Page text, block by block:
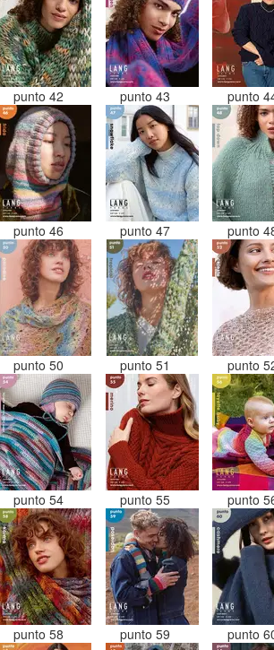
punto 42 punto 43 punto
punto 46 punto 47 punto
punto 50 punto 51 punto
punto 54 punto 55 punto
punto 58 punto 59 punto